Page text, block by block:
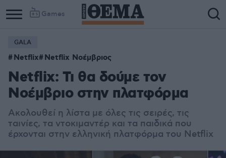
Games
GALA
Netflix Netflix Νοέμβριος
Netflix: Τι θα δούμε τον
Noέμβριο στην πλατφόρμα
Ακολουθεί η λίστα με όλες τις σειρές, τις
ταινίες, τα ντοκιμαντέρ και τα παιδικά που
έρχονται στην ελληνική πλατφόρμα του Netflix